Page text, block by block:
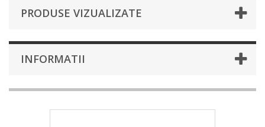
PRODUSE VIZUALIZATE
INFORMATII